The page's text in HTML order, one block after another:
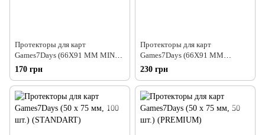
Протекторы для карт
Games7Days (66X91 MM MINT,
80 шт.) (PREMIUM)
170 грн
Протекторы для карт
Games7Days (66X91 MM
PURPLE, 100 шт.) (PREMIUM)
230 грн